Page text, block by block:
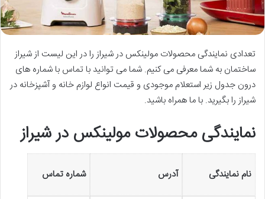
تعدادی نمایندگی محصولات مولینکس در شیراز را در این لیست از شیراز
ساختمان به شما معرفی می کنیم. شما می توانید با تماس با شماره های
درون جدول زیر استعلام موجودی و قیمت انواع لوازم خانه و آشپزخانه در
شیراز را بگیرید. با ما همراه باشید.
نمایندگی محصولات مولینکس در شیراز
نام نمایندگی آدرس شماره تماس